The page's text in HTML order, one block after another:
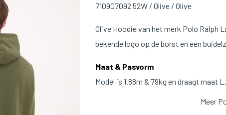
710907092 52W / Olive / Olive
Olive Hoodie van het merk Polo Ralph
bekende logo op de borst en een
Maat & Pasvorm
Model is 1.88m & 79kg en draagt maat L.
Meer